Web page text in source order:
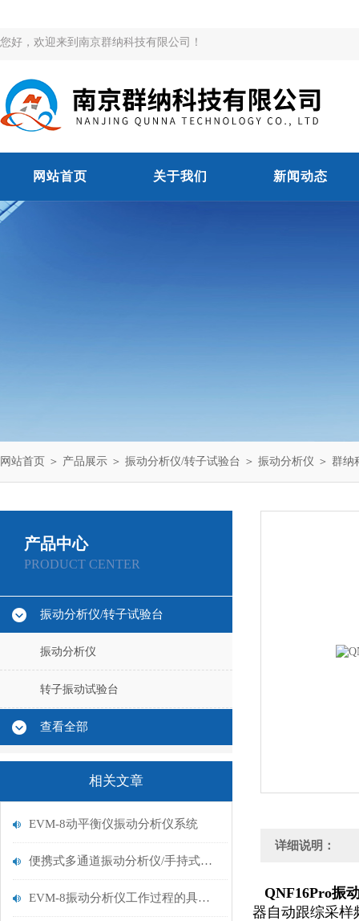
您好，欢迎来到南京群纳科技有限公司！
网站首页 关于我们 新闻动态
网站首页 ＞ 产品展示 ＞ 振动分析仪/转子试验台 ＞ 振动分析仪 ＞ 群纳
产品中心
PRODUCT CENTER
振动分析仪/转子试验台
振动分析仪
转子振动试验台
查看全部
相关文章
EVM-8动平衡仪振动分析仪系统
便携式多通道振动分析仪/手持式测振仪
EVM-8振动分析仪工作过程的具体流程分析
详细说明：
QNF16Pro振
器自动跟综采样